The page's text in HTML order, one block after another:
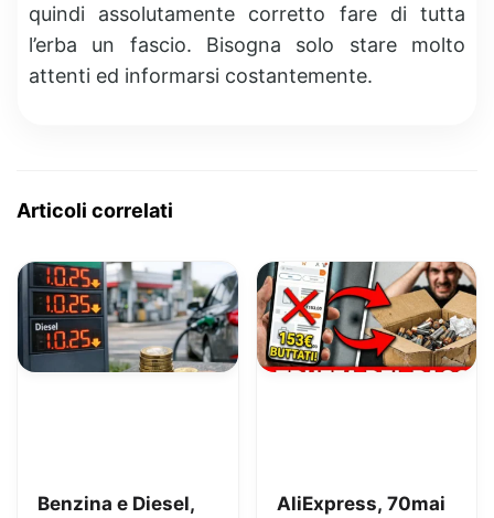
quindi assolutamente corretto fare di tutta
l’erba un fascio. Bisogna solo stare molto
attenti ed informarsi costantemente.
Articoli correlati
Benzina e Diesel,
AliExpress, 70mai